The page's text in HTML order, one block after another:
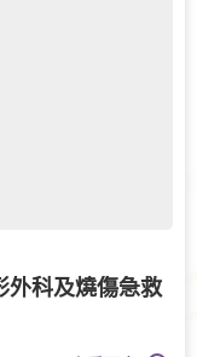
外科及燒傷急救